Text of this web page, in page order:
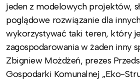
jeden z modelowych projektów,
poglądowe rozwiązanie dla
wykorzystywać taki teren, który
zagospodarowania w żaden inny
Zbigniew Możdżeń, prezes
Gospodarki Komunalnej „Eko-